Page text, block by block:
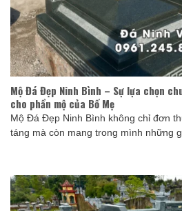
Mộ Đá Đẹp Ninh Bình – Sự lựa chọn
cho phần mộ của Bố Mẹ
Mộ Đá Đẹp Ninh Bình không chỉ đơn
táng mà còn mang trong mình những